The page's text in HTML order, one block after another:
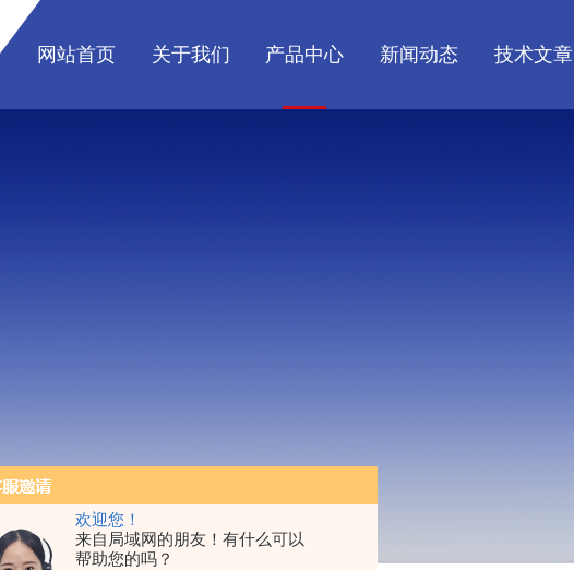
欢迎您！
来自局域网的朋友！有什么可以
帮助您的吗？
网站首页 关于我们 产品中心 新闻动态 技术文章